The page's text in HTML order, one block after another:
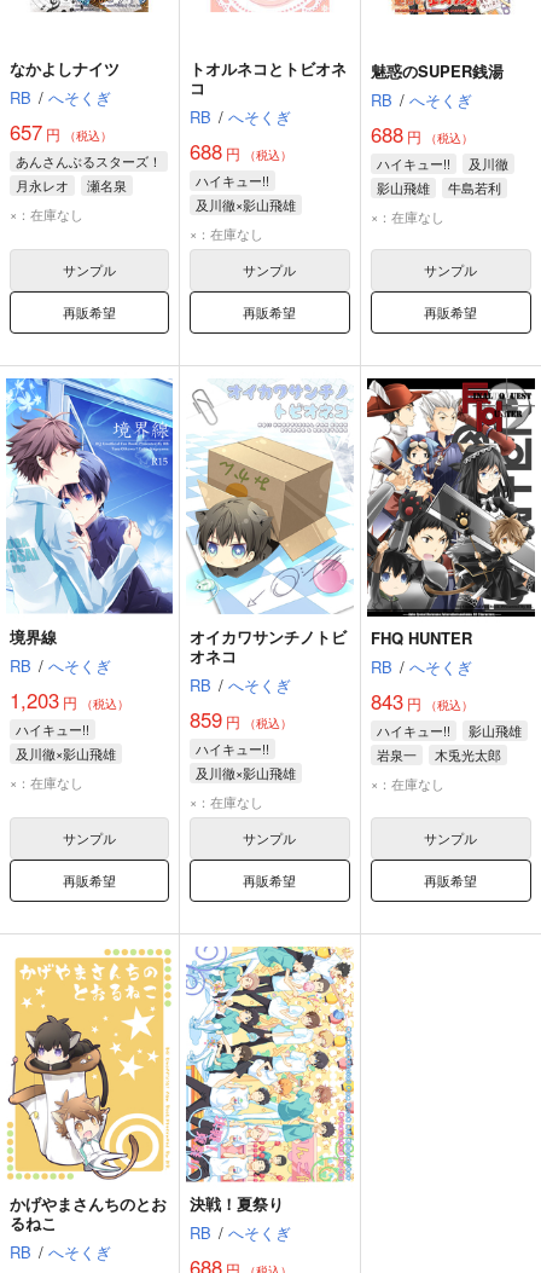
なかよしナイツ
RB / へそくぎ
657 円 （税込）
あんさんぶるスターズ！
月永レオ
瀬名泉
朔間凛月
×：在庫なし
サンプル
再販希望
トオルネコとトビオネ
コ
RB / へそくぎ
688 円 （税込）
ハイキュー!!
及川徹×影山飛雄
及川徹
影山飛雄
×：在庫なし
サンプル
再販希望
魅惑のSUPER銭湯
RB / へそくぎ
688円 （税込）
ハイキュー!!
及川徹
影山飛雄
牛島若利
×：在庫なし
サンプル
再販希望
境界線
RB / へそくぎ
1,203 円 （税込）
ハイキュー!!
及川徹×影山飛雄
影山飛雄
×：在庫なし
サンプル
再販希望
オイカワサンチノトビ
オネコ
RB / へそくぎ
859 円 （税込）
ハイキュー!!
及川徹×影山飛雄
及川徹
影山飛雄
×：在庫なし
サンプル
再販希望
FHQ HUNTER
RB / へそくぎ
843円 （税込）
ハイキュー!!
影山飛雄
岩泉一
木兎光太郎
×：在庫なし
サンプル
再販希望
かげやまさんちのとお
るねこ
RB / へそくぎ
決戦！夏祭り
RB / へそくぎ
688